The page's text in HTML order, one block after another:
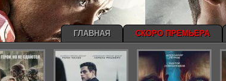
ГЛАВНАЯ СКОРО ПРЕМЬЕРА